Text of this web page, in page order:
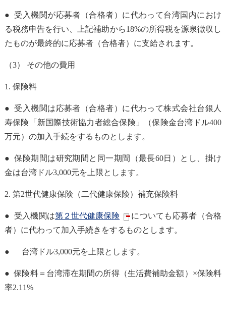
● 受入機関が応募者（合格者）に代わって台湾国内におけ
る税務申告を行い、上記補助から18%の所得税を源泉徴収し
たものが最終的に応募者（合格者）に支給されます。
（3） その他の費用
1. 保険料
● 受入機関は応募者（合格者）に代わって株式会社台銀人
寿保険「新国際技術協力者総合保険」（保険金台湾ドル400
万元）の加入手続をするものとします。
● 保険期間は研究期間と同一期間（最長60日）とし、掛け
金は台湾ドル3,000元を上限とします。
2. 第2世代健康保険（二代健康保険）補充保険料
● 受入機関は第２世代健康保険
についても応募者（合格
者）に代わって加入手続きをするものとします。
● 台湾ドル3,000元を上限とします。
● 保険料＝台湾滞在期間の所得（生活費補助金額）×保険料
率2.11%